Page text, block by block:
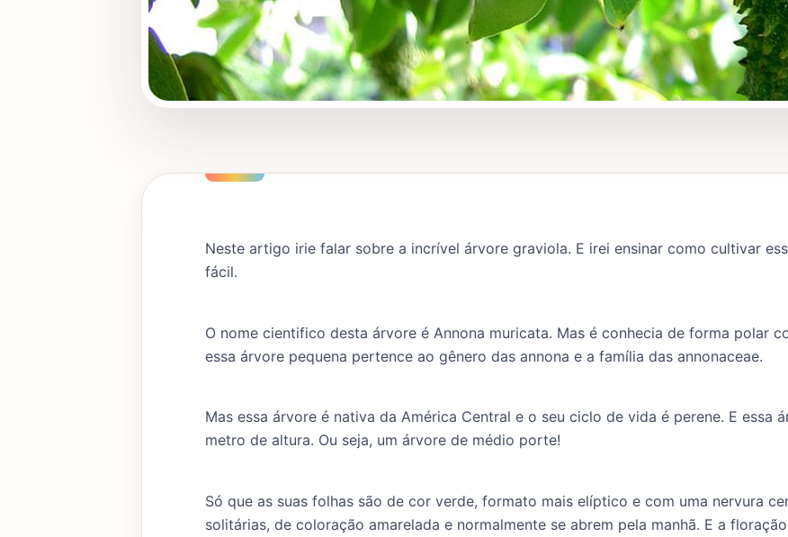
Neste artigo irie falar sobre a incrível árvore graviola. E irei ensinar como cultivar
fácil.
O nome cientifico desta árvore é Annona muricata. Mas é conhecia de forma polar
essa árvore pequena pertence ao gênero das annona e a família das annonaceae.
Mas essa árvore é nativa da América Central e o seu ciclo de vida é perene. E essa
metro de altura. Ou seja, um árvore de médio porte!
Só que as suas folhas são de cor verde, formato mais elíptico e com uma nervura
solitárias, de coloração amarelada e normalmente se abrem pela manhã. E a